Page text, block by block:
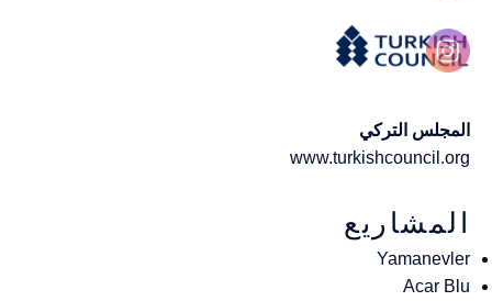
المجلس التركي
www.turkishcouncil.org
المشاريع
Yamanevler
Acar Blu